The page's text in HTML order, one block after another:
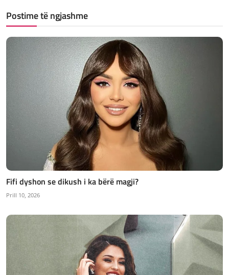
Postime të ngjashme
Fifi dyshon se dikush i ka bërë magji?
Prill 10, 2026